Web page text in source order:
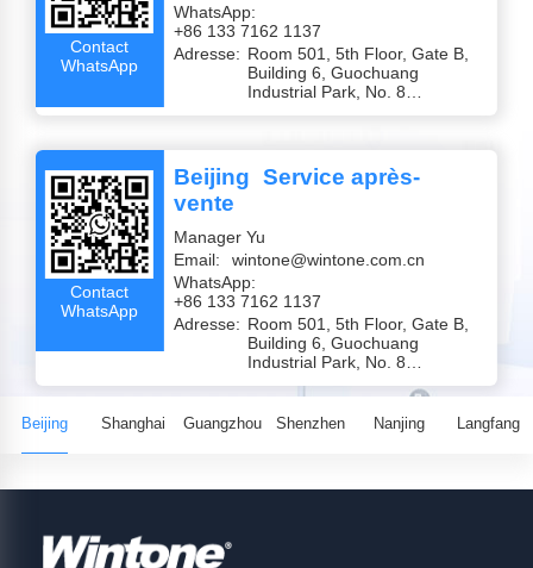
Contact
WhatsApp
WhatsApp:
+86 133 7162 1137
Adresse: Room 501, 5th Floor, Gate B,
Building 6, Guochuang
Industrial Park, No. 8
Contact
WhatsApp
Beijing Service après-
vente
Manager Yu
Email:
wintone@wintone.com.cn
WhatsApp:
+86 133 7162 1137
Adresse: Room 501, 5th Floor, Gate B,
Building 6, Guochuang
Industrial Park, No. 8
Laiguangying West Road,
Chaoyang District, Beijing
Beijing Shanghai Guangzhou Shenzhen Nanjing Langfang